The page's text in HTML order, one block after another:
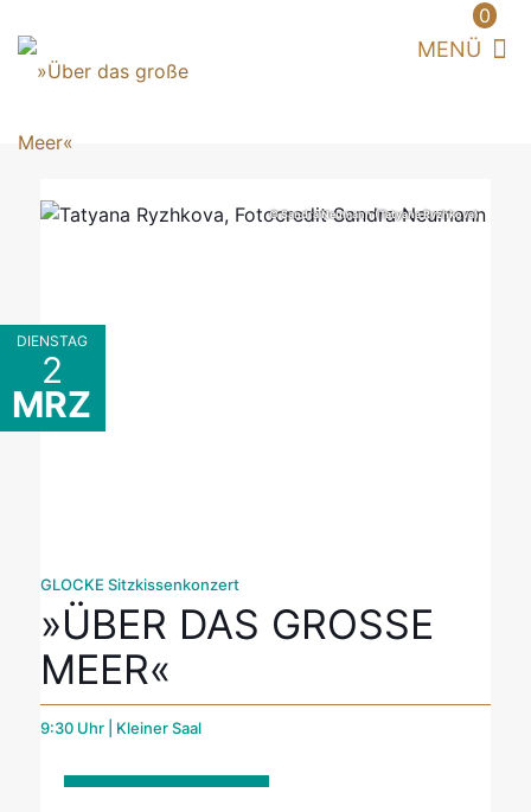
0
DIENSTAG
2
MRZ
© Sandra Neumann (Tatyana Ryzhkova)
GLOCKE Sitzkissenkonzert
»ÜBER DAS GROSSE M
EER«
9:30 Uhr | Kleiner Saal